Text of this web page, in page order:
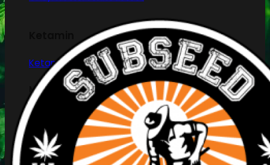
Ketamin renhedstest
MCPP
MCPP test
Opiater